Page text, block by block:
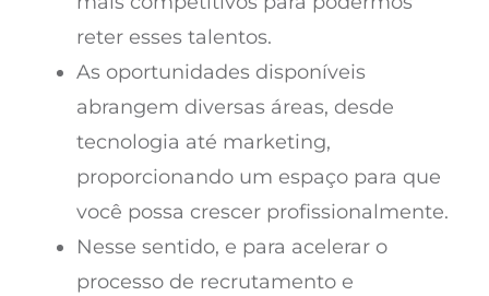
reter esses talentos.
As oportunidades disponíveis
abrangem diversas áreas, desde
tecnologia até marketing,
proporcionando um espaço para que
você possa crescer profissionalmente.
Nesse sentido, e para acelerar o
processo de recrutamento e